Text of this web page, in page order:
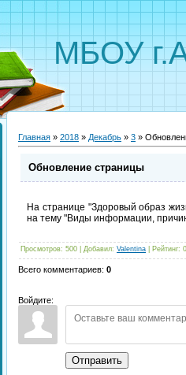
МБОУ
Главная » 2018 » Декабрь » 3 »
Обновление страницы
На странице "Здоровый образ
на тему "Виды информации,
Просмотров: 500 Добавил: Valentina Рейтинг:
Всего комментариев: 0
Войдите:
Отправить